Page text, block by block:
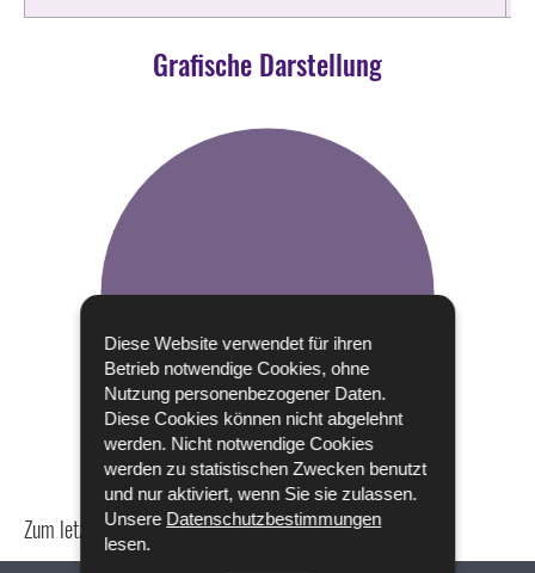
Diese Website verwendet für ihren
Betrieb notwendige Cookies, ohne
Nutzung personenbezogener Daten.
Diese Cookies können nicht abgelehnt
werden. Nicht notwendige Cookies
werden zu statistischen Zwecken benutzt
und nur aktiviert, wenn Sie sie zulassen.
Unsere Datenschutzbestimmungen
lesen.
Grafische Darstellung
Zum letzten Mal aktualisiert am24/04/2024